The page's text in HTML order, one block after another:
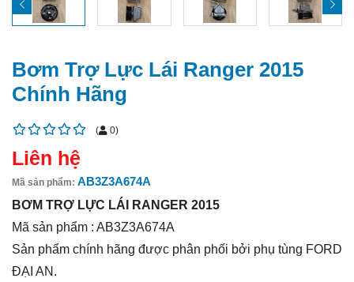
Bơm Trợ Lực Lái Ranger 2015
Chính Hãng
( 0)
Liên hệ
Mã sản phẩm: AB3Z3A674A
BƠM TRỢ LỰC LÁI RANGER 2015
Mã sản phẩm : AB3Z3A674A
Sản phẩm chính hãng được phân phối bởi phụ tùng FORD
ĐẠI AN.